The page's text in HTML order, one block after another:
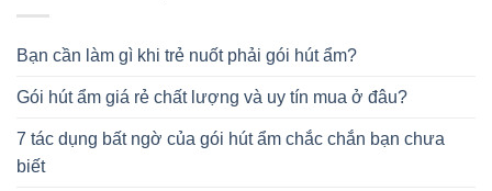
Bạn cần làm gì khi trẻ nuốt phải gói hút ẩm?
Gói hút ẩm giá rẻ chất lượng và uy tín mua ở đâu?
7 tác dụng bất ngờ của gói hút ẩm chắc chắn bạn chưa
biết